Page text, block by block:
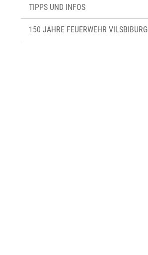
TIPPS UND INFOS
150 JAHRE FEUERWEHR VILSBIBURG